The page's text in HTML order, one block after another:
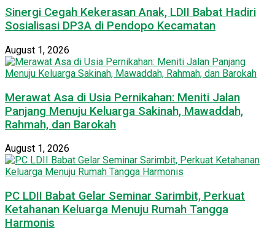
Sinergi Cegah Kekerasan Anak, LDII Babat Hadiri
Sosialisasi DP3A di Pendopo Kecamatan
August 1, 2026
Merawat Asa di Usia Pernikahan: Meniti Jalan
Panjang Menuju Keluarga Sakinah, Mawaddah,
Rahmah, dan Barokah
August 1, 2026
PC LDII Babat Gelar Seminar Sarimbit, Perkuat
Ketahanan Keluarga Menuju Rumah Tangga
Harmonis